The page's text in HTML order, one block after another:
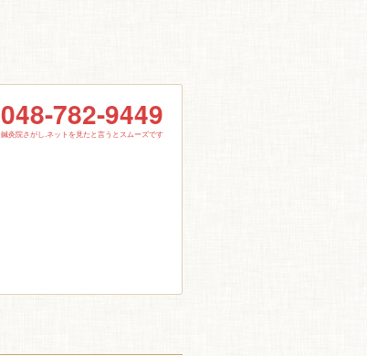
048-782-9449
鍼灸院さがし.ネットを見たと言うとスムーズです